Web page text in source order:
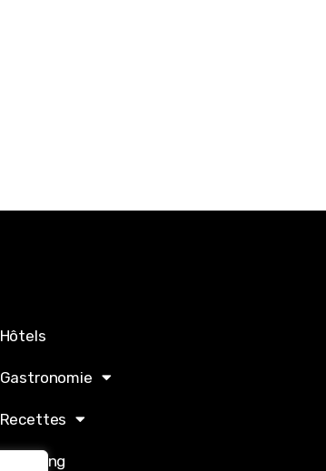
Hôtels
Gastronomie
Recettes
Shopping